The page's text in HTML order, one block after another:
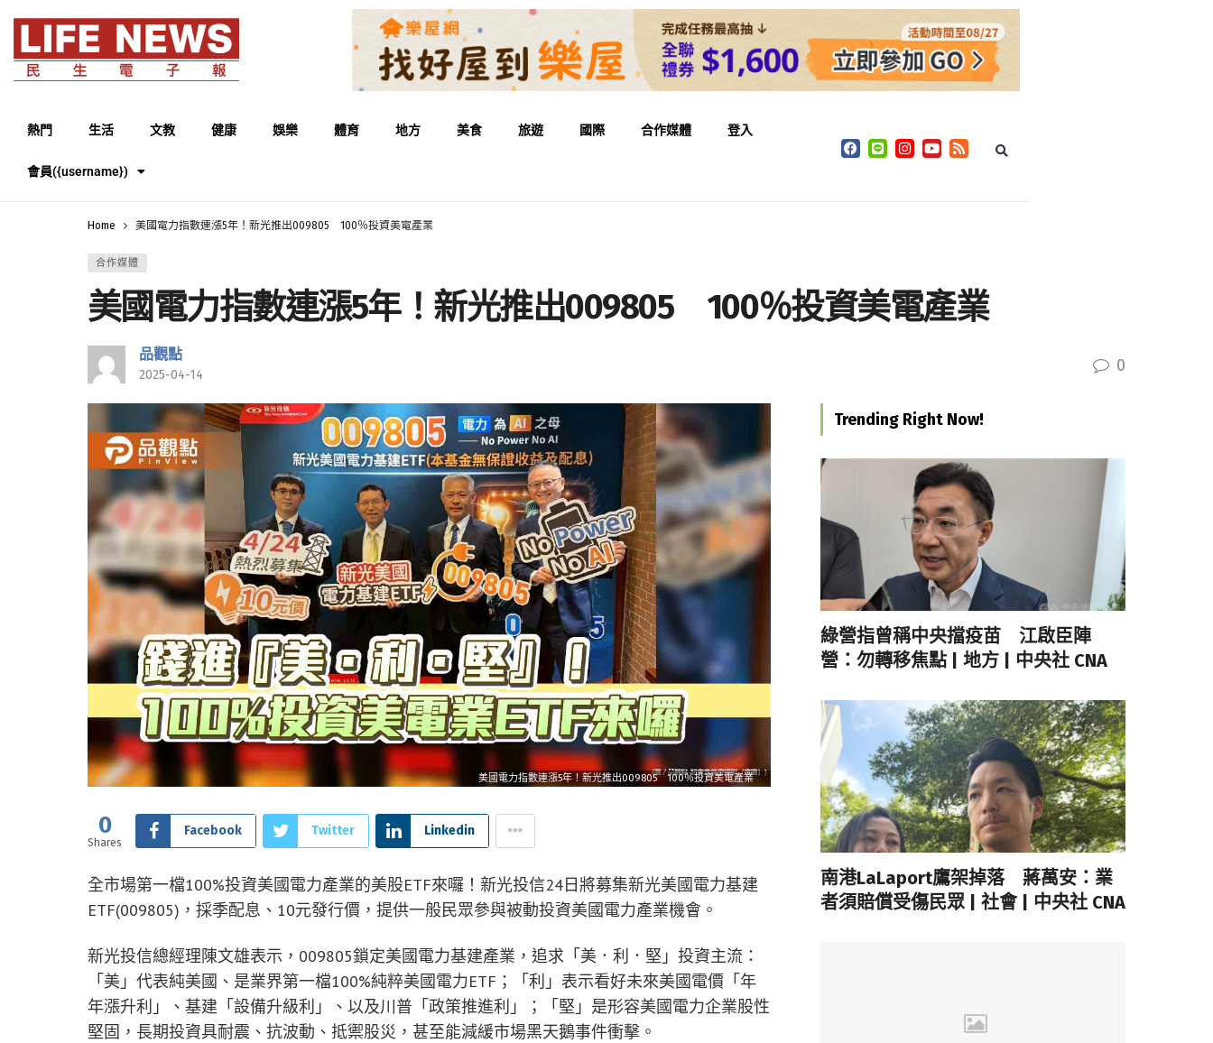
熱門 生活 文教 健康 娛樂 體育 地方 美食 旅遊 國際 合作媒體 登入
會員({username})
Home 美國電力指數連漲5年！新光推出009805 100％投資美電產業
合作媒體
美國電力指數連漲5年！新光推出009805 100％投資美電產業
品觀點
2025-04-14 0
美國電力指數連漲5年！新光推出009805 100％投資美電產業
0
Shares
Facebook Twitter Linkedin
全市場第一檔100%投資美國電力產業的美股ETF來囉！新光投信24日將募集新光美國電力基建
ETF(009805)，採季配息、10元發行價，提供一般民眾參與被動投資美國電力產業機會。
新光投信總經理陳文雄表示，009805鎖定美國電力基建產業，追求「美．利．堅」投資主流：
「美」代表純美國、是業界第一檔100%純粹美國電力ETF；「利」表示看好未來美國電價「年
年漲升利」、基建「設備升級利」、以及川普「政策推進利」；「堅」是形容美國電力企業股性
堅固，長期投資具耐震、抗波動、抵禦股災，甚至能減緩市場黑天鵝事件衝擊。
Trending Right Now!
綠營指曾稱中央擋疫苗 江啟臣陣
營：勿轉移焦點 | 地方 | 中央社 CNA
南港LaLaport鷹架掉落 蔣萬安：業
者須賠償受傷民眾 | 社會 | 中央社 CNA